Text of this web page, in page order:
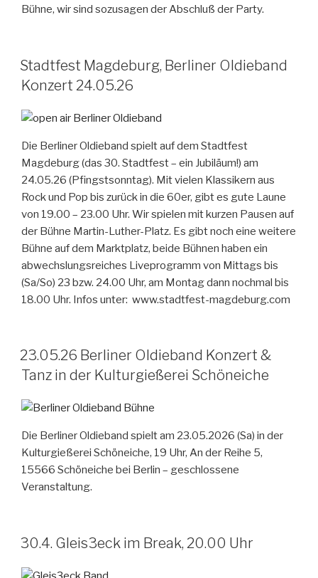
Bühne, wir sind sozusagen der Abschluß der Party.
Stadtfest Magdeburg, Berliner Oldieband
Konzert 24.05.26
Die Berliner Oldieband spielt auf dem Stadtfest
Magdeburg (das 30. Stadtfest – ein Jubiläum!) am
24.05.26 (Pfingstsonntag). Mit vielen Klassikern aus
Rock und Pop bis zurück in die 60er, gibt es gute Laune
von 19.00 – 23.00 Uhr. Wir spielen mit kurzen Pausen auf
der Bühne Martin-Luther-Platz. Es gibt noch eine weitere
Bühne auf dem Marktplatz, beide Bühnen haben ein
abwechslungsreiches Liveprogramm von Mittags bis
(Sa/So) 23 bzw. 24.00 Uhr, am Montag dann nochmal bis
18.00 Uhr. Infos unter: www.stadtfest-magdeburg.com
23.05.26 Berliner Oldieband Konzert &
Tanz in der Kulturgießerei Schöneiche
Die Berliner Oldieband spielt am 23.05.2026 (Sa) in der
Kulturgießerei Schöneiche, 19 Uhr, An der Reihe 5,
15566 Schöneiche bei Berlin – geschlossene
Veranstaltung.
30.4. Gleis3eck im Break, 20.00 Uhr